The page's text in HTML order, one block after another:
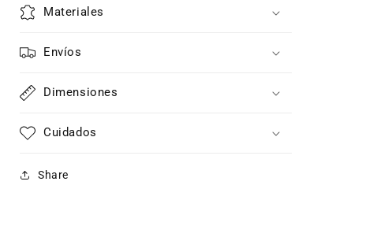
Materiales
Envíos
Dimensiones
Cuidados
Share